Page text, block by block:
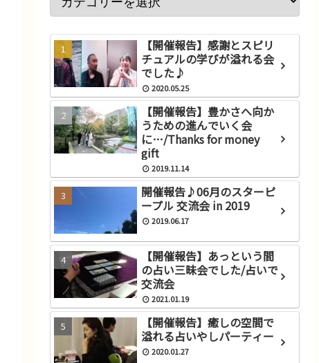
【開催報告】感謝とスピリ
チュアルの学びが溢れる会
でした♪
2020.05.25
【開催報告】豊かさへ向か
うための進んでいく会
に…/Thanks for money
gift
2019.11.14
開催報告♪06月のスターピ
ープル 交流会 in 2019
2019.06.17
【開催報告】あっという間
の占い三昧会でした/占いで
交流会
2021.01.19
【開催報告】癒しの空間で
溢れる占いやしパーティー
2020.01.27